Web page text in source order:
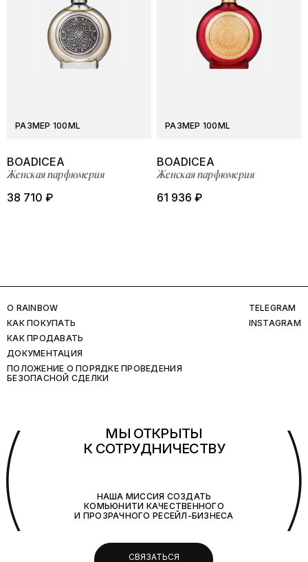
РАЗМЕР 100ML
BOADICEA
Женская парфюмерия
38 710 ₽
РАЗМЕР 100ML
BOADICEA
Женская парфюмерия
61 936 ₽
O RAINBOW
КАК ПОКУПАТЬ
КАК ПРОДАВАТЬ
ДОКУМЕНТАЦИЯ
ПОЛОЖЕНИЕ О ПОРЯДКЕ ПРОВЕДЕНИЯ
БЕЗОПАСНОЙ СДЕЛКИ
TELEGRAM
INSTAGRAM
МЫ ОТКРЫТЫ
К СОТРУДНИЧЕСТВУ
НАША МИССИЯ СОЗДАТЬ
КОМЬЮНИТИ КАЧЕСТВЕННОГО
И ПРОЗРАЧНОГО РЕСЕЙЛ-БИЗНЕСА
СВЯЗАТЬСЯ